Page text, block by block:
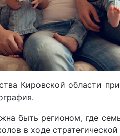
Кировской области
быть регионом, где
в ходе стратегической